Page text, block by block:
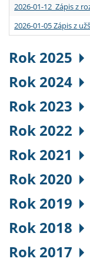
2026-01-12 Zápis z
2026-01-05 Zápis z
Rok 2025
Rok 2024
Rok 2023
Rok 2022
Rok 2021
Rok 2020
Rok 2019
Rok 2018
Rok 2017